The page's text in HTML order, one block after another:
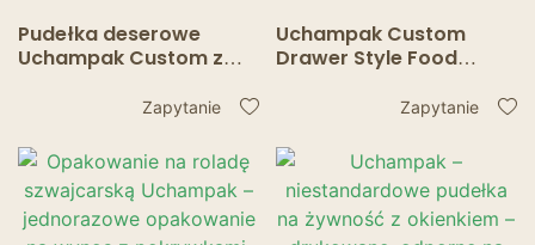
Pudełka deserowe
Uchampak Custom z
– Eco Insert Divider do
Zapytanie
Uchampak Custom
Drawer Style Food
pudełka Matchbox z
Zapytanie